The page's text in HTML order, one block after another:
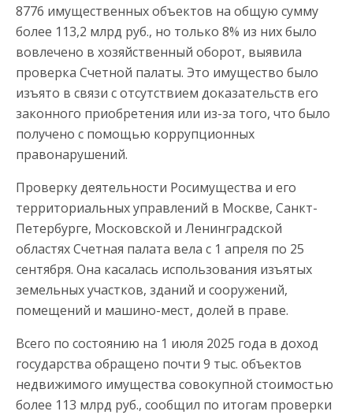
8776 имущественных объектов на общую сумму
более 113,2 млрд руб., но только 8% из них было
вовлечено в хозяйственный оборот, выявила
проверка Счетной палаты. Это имущество было
изъято в связи с отсутствием доказательств его
законного приобретения или из-за того, что было
получено с помощью коррупционных
правонарушений.
Проверку деятельности Росимущества и его
территориальных управлений в Москве, Санкт-
Петербурге, Московской и Ленинградской
областях Счетная палата вела с 1 апреля по 25
сентября. Она касалась использования изъятых
земельных участков, зданий и сооружений,
помещений и машино-мест, долей в праве.
Всего по состоянию на 1 июля 2025 года в доход
государства обращено почти 9 тыс. объектов
недвижимого имущества совокупной стоимостью
более 113 млрд руб., сообщил по итогам проверки